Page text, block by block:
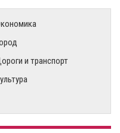
и транспорт